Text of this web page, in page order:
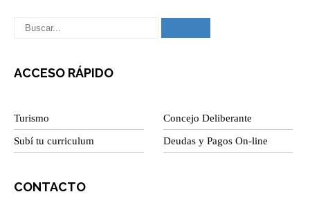
ACCESO RÁPIDO
Turismo Concejo Deliberante
Subí tu curriculum Deudas y Pagos On-line
CONTACTO